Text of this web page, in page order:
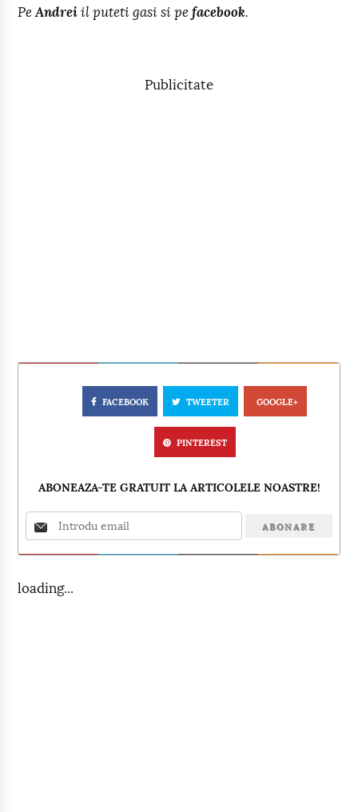
PeAndrei il puteti gasi si pefacebook.
Publicitate
FACEBOOK TWEETER GOOGLE+
PINTEREST
ABONEAZA-TE GRATUIT LA ARTICOLELE NOASTRE!
loading...